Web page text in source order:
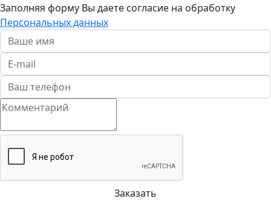
Заполняя форму Вы даете согласие на обработку
Персональных данных
Заказать